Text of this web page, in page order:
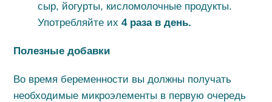
сыр, йогурты, кисломолочные продукты.
Употребляйте их4 раза в день.
Полезные добавки
Во время беременности вы должны получать
необходимые микроэлементы в первую очередь